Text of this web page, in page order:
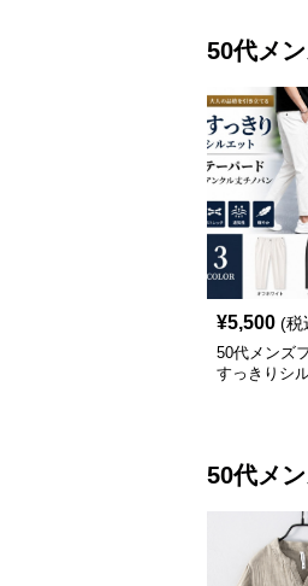
50代メ
¥5,500 (税
50代メンズ
すっきりシ
50代メ